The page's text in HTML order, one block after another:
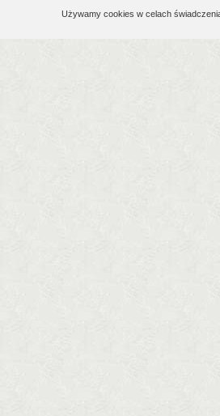
Używamy cookies w celach